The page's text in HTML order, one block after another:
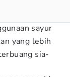
sayur
yang lebih
sia-